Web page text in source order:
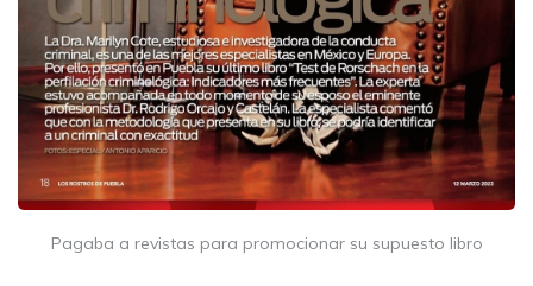
Pagaba a revistas para promocionar su supuesto libro